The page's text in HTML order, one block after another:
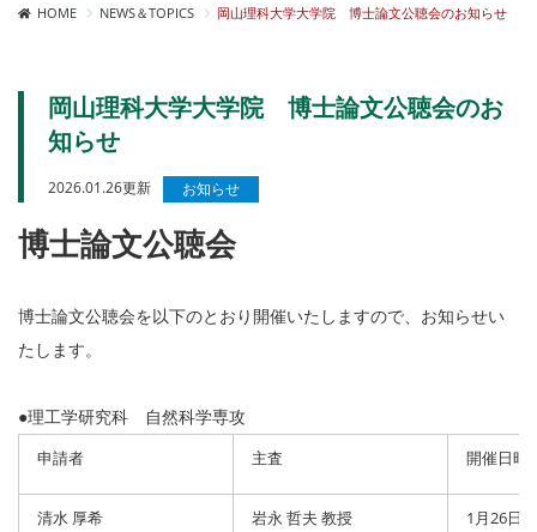
HOME NEWS＆TOPICS 岡山理科大学大学院 博士論文公聴会のお知らせ
岡山理科大学大学院 博士論文公聴会のお
知らせ
2026.01.26更新 お知らせ
博士論文公聴会
博士論文公聴会を以下のとおり開催いたしますので、お知らせい
たします。
●理工学研究科 自然科学専攻
申請者 主査 開催日時
清水 厚希 岩永 哲夫 教授 1月26日